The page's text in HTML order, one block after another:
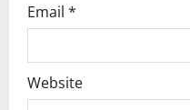
Email *
Website